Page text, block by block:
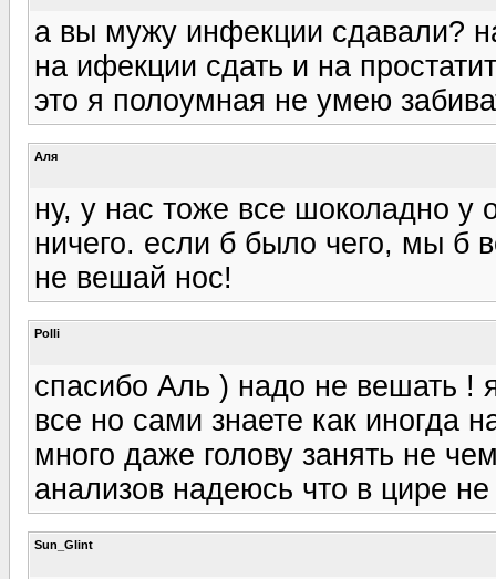
а вы мужу инфекции сдавали?
на ифекции сдать и на
это я полоумная не умею
Аля
ну, у нас тоже все шоколадно у
ничего. если б было чего, мы б
не вешай нос!
Polli
спасибо Аль ) надо не вешать !
все но сами знаете как иногда
много даже голову занять не
анализов надеюсь что в цире
Sun_Glint